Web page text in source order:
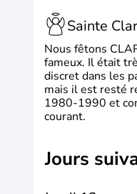
Sainte
Nous fêtons
fameux. Il était
discret dans les
mais il est resté
1980-1990 et
courant.
jours